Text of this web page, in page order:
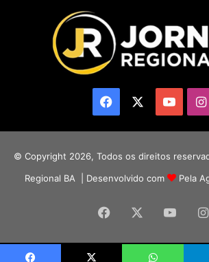
Facebook
© Copyright 2026, Todos os direitos
Regional BA | Desenvolvido com
Pela
Facebook